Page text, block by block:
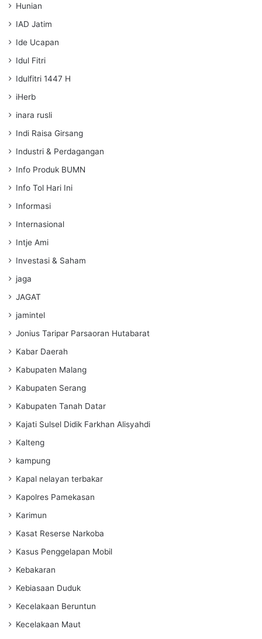
Hunian
IAD Jatim
Ide Ucapan
Idul Fitri
Idulfitri 1447 H
iHerb
inara rusli
Indi Raisa Girsang
Industri & Perdagangan
Info Produk BUMN
Info Tol Hari Ini
Informasi
Internasional
Intje Ami
Investasi & Saham
jaga
JAGAT
jamintel
Jonius Taripar Parsaoran Hutabarat
Kabar Daerah
Kabupaten Malang
Kabupaten Serang
Kabupaten Tanah Datar
Kajati Sulsel Didik Farkhan Alisyahdi
Kalteng
kampung
Kapal nelayan terbakar
Kapolres Pamekasan
Karimun
Kasat Reserse Narkoba
Kasus Penggelapan Mobil
Kebakaran
Kebiasaan Duduk
Kecelakaan Beruntun
Kecelakaan Maut